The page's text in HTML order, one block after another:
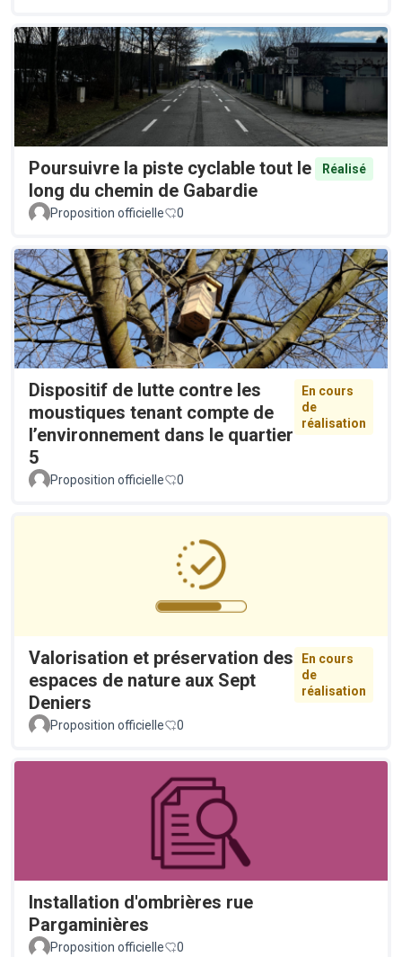
Poursuivre la piste cyclable tout le
long du chemin de Gabardie
Réalisé
Proposition officielle 0
Dispositif de lutte contre les
moustiques tenant compte de
l’environnement dans le quartier
5
En cours
de
réalisation
Proposition officielle 0
Valorisation et préservation des
espaces de nature aux Sept
Deniers
En cours
de
réalisation
Proposition officielle 0
Installation d'ombrières rue
Pargaminières
Proposition officielle 0